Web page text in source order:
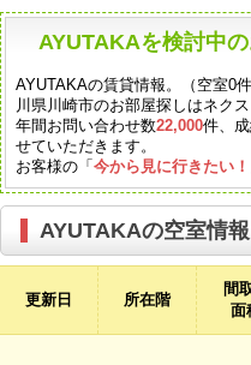
AYUTAKAを検討中
AYUTAKAの賃貸情報。（空室0
川県川崎市のお部屋探しはネク
年間お問い合わせ数22,000件、
せていただきます。
お客様の「今から見に行きたい！
AYUTAKAの空室情
更新日 所在階
間
面